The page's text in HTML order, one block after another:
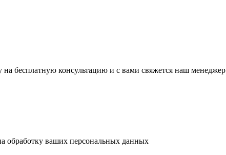
на бесплатную консультацию и с вами свяжется наш менеджер
обработку ваших персональных данных